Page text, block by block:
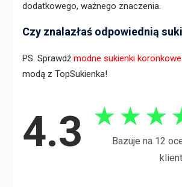
dodatkowego, ważnego znaczenia.
Czy znalazłaś odpowiednią
PS. Sprawdź modne sukienki koronkowe
modą z TopSukienka!
4.3 ★ ★ ★
Bazuje na 12